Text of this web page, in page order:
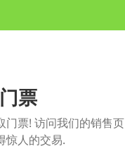
票
门票! 访问我们的销售页
惊人的交易.